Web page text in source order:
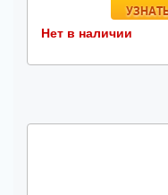
Нет в наличии